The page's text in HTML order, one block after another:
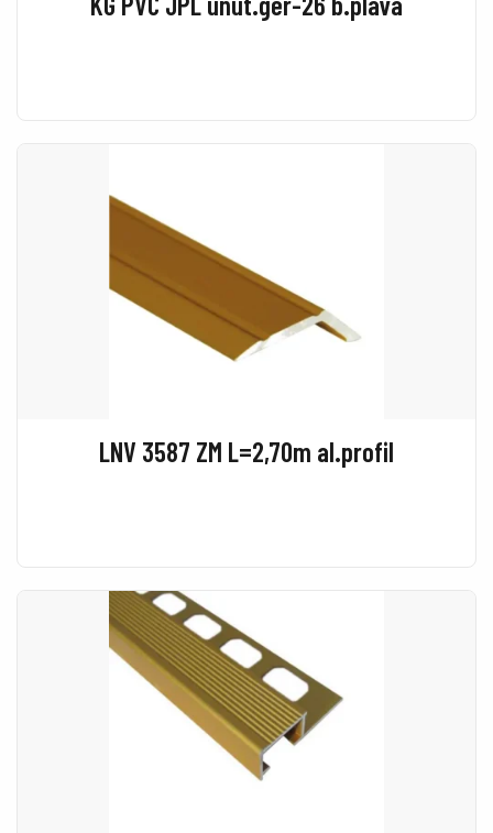
LNV 3587 ZM L=2,70m al.profil